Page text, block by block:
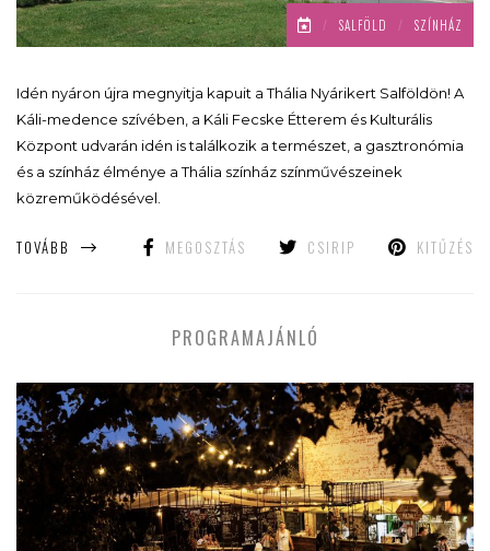
/ SALFÖLD / SZÍNHÁZ
Idén nyáron újra megnyitja kapuit a Thália Nyárikert Salföldön! A
Káli-medence szívében, a Káli Fecske Étterem és Kulturális
Központ udvarán idén is találkozik a természet, a gasztronómia
és a színház élménye a Thália színház színművészeinek
közreműködésével.
TOVÁBB KITŰZÉS
CSIRIP
MEGOSZTÁS
PROGRAMAJÁNLÓ